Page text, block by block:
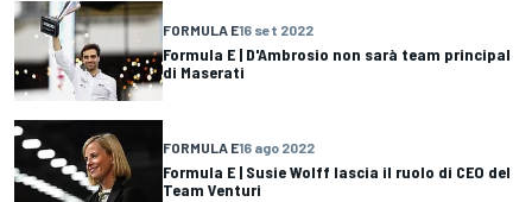
FORMULA E16 set 2022
Formula E | D'Ambrosio non sarà team principal
di Maserati
FORMULA E16 ago 2022
Formula E | Susie Wolff lascia il ruolo di CEO del
Team Venturi